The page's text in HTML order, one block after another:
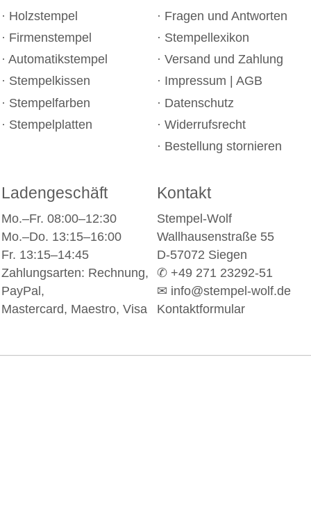
Holzstempel
Firmenstempel
Automatikstempel
Stempelkissen
Stempelfarben
Stempelplatten
Fragen und Antworten
Stempellexikon
Versand und Zahlung
Impressum
AGB
Datenschutz
Widerrufsrecht
Bestellung stornieren
Ladengeschäft
Mo.–Fr. 08:00–12:30
Mo.–Do. 13:15–16:00
Fr. 13:15–14:45
Zahlungsarten: Rechnung,
PayPal,
Mastercard, Maestro, Visa
Kontakt
Stempel-Wolf
Wallhausenstraße 55
D-57072 Siegen
✆ +49 271 23292-51
✉ info@stempel-wolf.de
Kontaktformular